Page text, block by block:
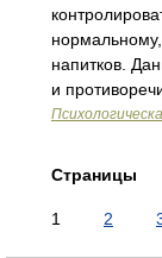
напитков.
и
Страницы
1 2